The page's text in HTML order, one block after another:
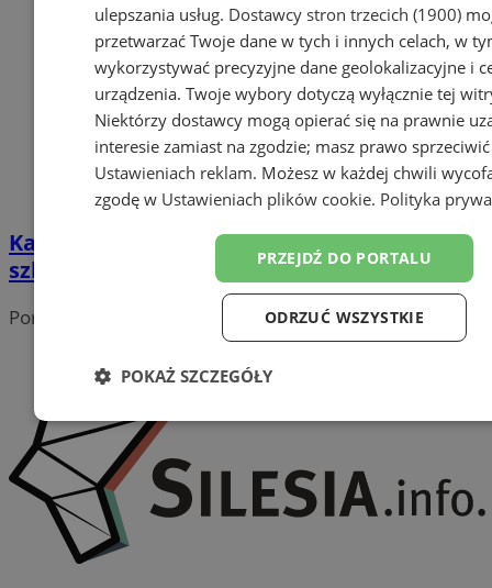
Katowice: Słodkie powitanie roku
szkolnego w "pasiece" na dachu Ferrari
Portal należy do sieci
ulepszania usług. Dostawcy stron trzecich (1900)
przetwarzać Twoje dane w tych i innych celach, w
wykorzystywać precyzyjne dane geolokalizacyjne i
urządzenia. Twoje wybory dotyczą wyłącznie tej
Niektórzy dostawcy mogą opierać się na prawnie
interesie zamiast na zgodzie; masz prawo
Ustawieniach reklam. Możesz w każdej chwili
zgodę w Ustawieniach plików cookie. Polityka
PRZEJDŹ DO PORTALU
ODRZUĆ WSZYSTKIE
POKAŻ SZCZEGÓŁY
Niezbędne Wydajność Targetowanie
Niesklasyfikowane